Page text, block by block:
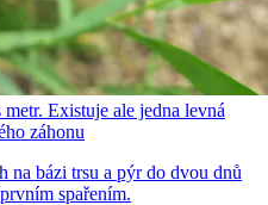
Existuje ale jedna levná
záhonu
na bázi trsu a pýr do dvou dnů
spařením.